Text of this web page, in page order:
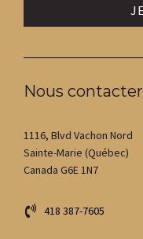
Nous contacter
1116, Blvd Vachon Nord
Sainte-Marie (Québec)
Canada G6E 1N7
418 387-7605